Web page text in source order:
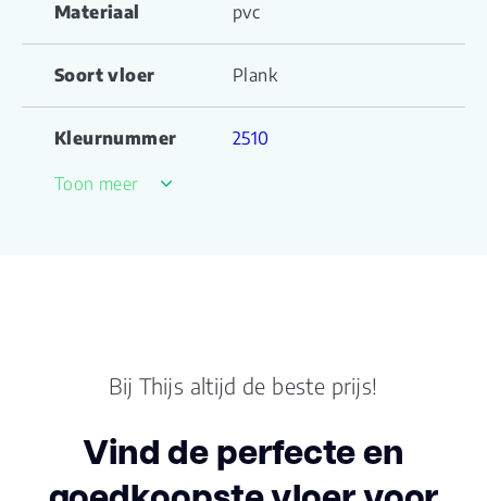
Materiaal pvc
Soort vloer Plank
Kleurnummer 2510
Lengte plank (cm) 121.900
Breedte plank
22.80
Toon meer
Bij Thijs altijd de beste prijs!
Vind de perfecte en